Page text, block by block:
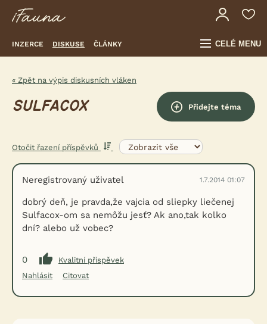
INZERCE DISKUSE ČLÁNKY CELÉ MENU
« Zpět na výpis diskusních vláken
SULFACOX Přidejte téma
Otočit řazení příspěvků
Neregistrovaný uživatel 1.7.2014 01:07
dobrý deň, je pravda,že vajcia od sliepky liečenej
Sulfacox-om sa nemôžu jesť? Ak ano,tak kolko
dní? alebo už vobec?
0
Kvalitní příspěvek
Nahlásit
Citovat